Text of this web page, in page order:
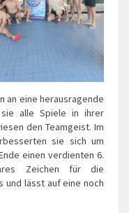
an eine herausragende
alle Spiele in ihrer
den Teamgeist. Im
sie sich um
einen verdienten 6.
Zeichen für die
und lässt auf eine noch